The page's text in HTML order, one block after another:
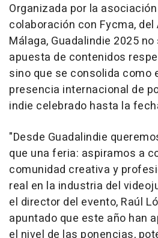
Organizada por la
colaboración con Fycma,
Málaga, Guadalindie 2025
apuesta de contenidos
sino que se consolida como
presencia internacional de
indie celebrado hasta la
"Desde Guadalindie
que una feria: aspiramos a
comunidad creativa y
real en la industria del
el director del evento, Raúl
apuntado que este año han